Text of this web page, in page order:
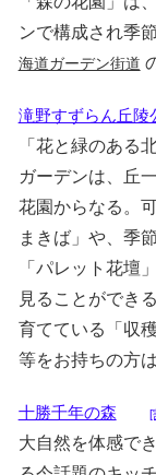
ンで構成され季
海道ガーデン街道
滝野すずらん丘陵
「花と緑のある
ガーデンは、丘
花園からなる。
まきば」や、季
「パレット花壇
見ることができ
育てている「収
等をお持ちの方
十勝千年の森 [
大自然を体感で